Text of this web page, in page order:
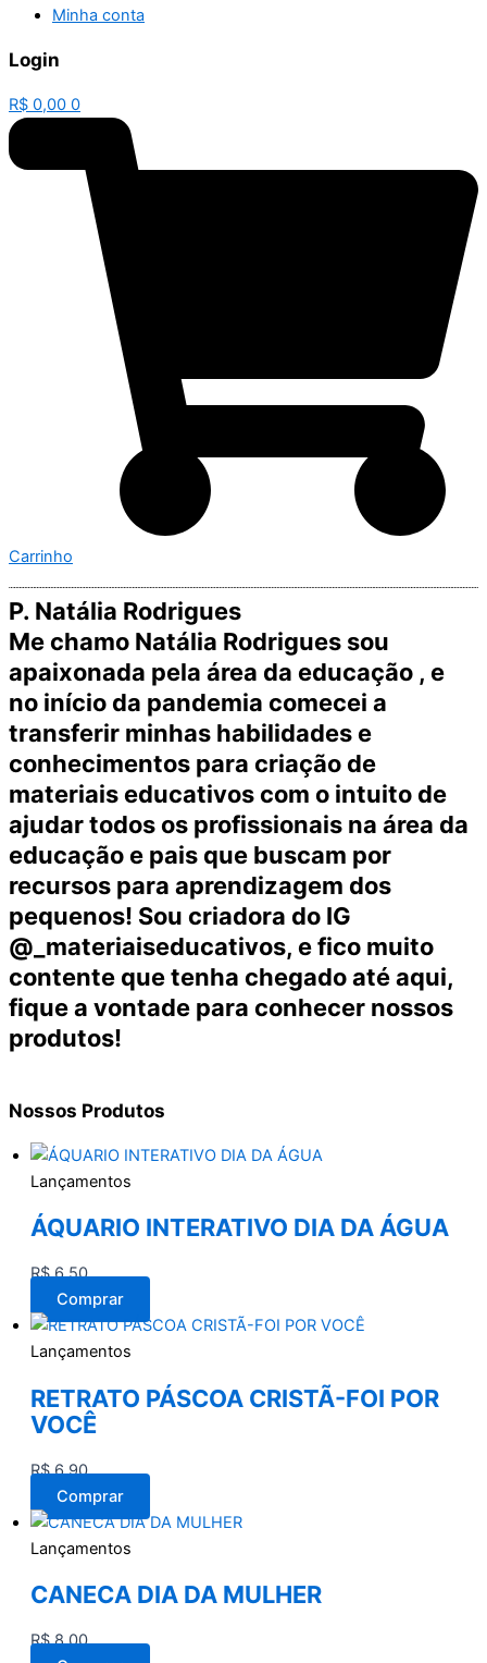
Minha conta
Login
R$ 0,00 0
Carrinho
P. Natália Rodrigues
Me chamo Natália Rodrigues sou
apaixonada pela área da educação , e
no início da pandemia comecei a
transferir minhas habilidades e
conhecimentos para criação de
materiais educativos com o intuito de
ajudar todos os profissionais na área da
educação e pais que buscam por
recursos para aprendizagem dos
pequenos! Sou criadora do IG
@_materiaiseducativos, e fico muito
contente que tenha chegado até aqui,
fique a vontade para conhecer nossos
produtos!
Nossos Produtos
Lançamentos
ÁQUARIO INTERATIVO DIA DA ÁGUA
R$6,50
Comprar
Lançamentos
RETRATO PÁSCOA CRISTÃ-FOI POR
VOCÊ
R$6,90
Comprar
Lançamentos
CANECA DIA DA MULHER
R$8,00